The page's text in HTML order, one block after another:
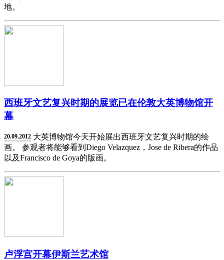
地。
西班牙文艺复兴时期的展览已在伦敦大英博物馆开
幕
20.09.2012 大英博物馆今天开始展出西班牙文艺复兴时期的绘
画。 参观者将能够看到Diego Velazquez，Jose de Ribera的作品
以及Francisco de Goya的版画。
卢浮宫开幕伊斯兰艺术馆